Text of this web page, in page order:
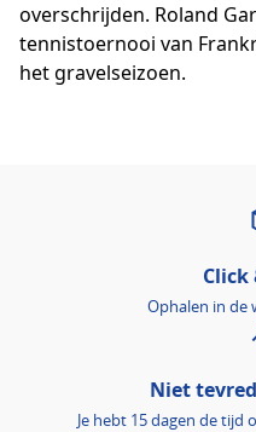
overschrijden. Roland
tennistoernooi van
het gravelseizoen.
Click
Ophalen in de
Niet
Je hebt 15 dagen de tijd